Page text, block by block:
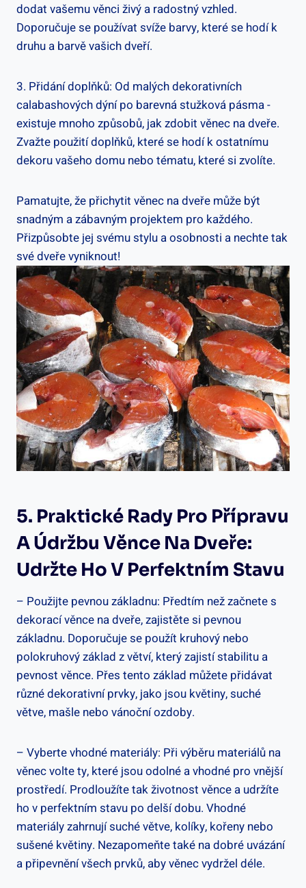
dodat vašemu věnci živý a radostný vzhled.
Doporučuje se používat‍ svíže barvy, které se hodí k
druhu‌ a barvě vašich dveří.
3. Přidání doplňků: Od‌ malých dekorativních
‌calabashových dýní po barevná stužková⁣ pásma ⁤-
existuje mnoho způsobů, ⁤jak zdobit věnec na dveře.
‍Zvažte ‌použití doplňků, které se hodí k⁤ ostatnímu
dekoru vašeho domu nebo tématu, které si zvolíte.
Pamatujte, že přichytit⁢ věnec na dveře může být
snadným a ⁢zábavným projektem pro‍ každého.
Přizpůsobte jej svému stylu a osobnosti a nechte tak
své dveře vyniknout!
5. Praktické Rady Pro Přípravu
A Údržbu Věnce Na Dveře:
Udržte Ho V Perfektním Stavu
– Použijte pevnou základnu: Předtím ‌než začnete s
dekorací věnce na dveře, zajistěte si⁢ pevnou
⁤základnu. Doporučuje se použít⁢ kruhový ⁤nebo
polokruhový základ z větví, který zajistí stabilitu a
pevnost věnce.‍ Přes tento základ můžete přidávat
různé dekorativní prvky, ‍jako jsou květiny, suché
větve, mašle nebo vánoční ozdoby.
– Vyberte vhodné materiály: Při výběru⁢ materiálů na
věnec volte ty, které jsou odolné a vhodné ‍pro vnější
prostředí. Prodloužíte‌ tak životnost věnce a ‌udržíte
ho v perfektním stavu po delší ⁣dobu. Vhodné
materiály zahrnují suché větve, kolíky, kořeny nebo
sušené květiny. Nezapomeňte také na dobré uvázání
a připevnění všech prvků, aby věnec vydržel ⁣déle.